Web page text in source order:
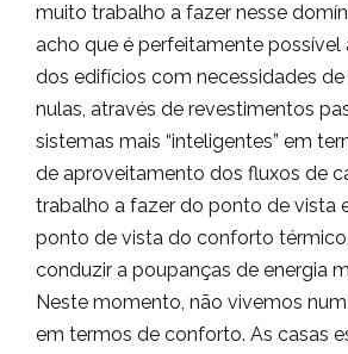
muito trabalho a fazer nesse
acho que é perfeitamente possível
dos edifícios com necessidades de
nulas, através de revestimentos
sistemas mais “inteligentes” em
de aproveitamento dos fluxos de
trabalho a fazer do ponto de vista
ponto de vista do conforto
conduzir a poupanças de energia
Neste momento, não vivemos
em termos de conforto. As casas